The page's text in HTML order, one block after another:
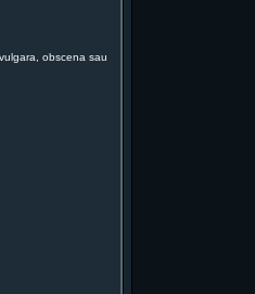
obscena sau